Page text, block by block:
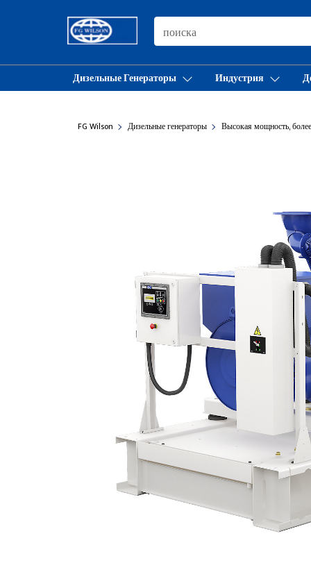
SEARCH
Дизельные Генераторы Индустрия
FG Wilson Дизельные генераторы Высокая мощность,